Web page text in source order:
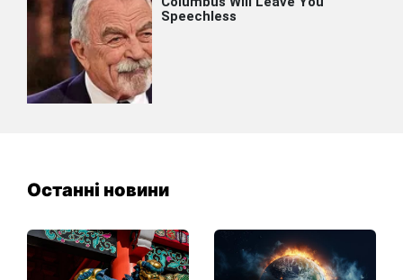
Останні новини